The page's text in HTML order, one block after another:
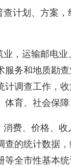
划、方案，
运输邮电业
务和地质勘
调查工作，
育、社会保
、价格、收
的统计数据
全市性基本统